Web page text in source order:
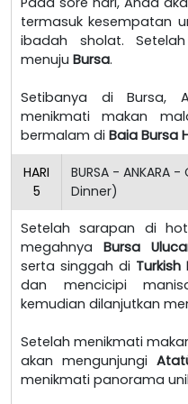
termasuk kesempatan
ibadah sholat.
menuju Bursa.
Setibanya di Bursa,
menikmati makan
bermalam di Baia Bursa
HARI
5
BURSA - ANKARA
Dinner)
Setelah sarapan di
megahnyaBursa
serta singgah di
dan mencicipi
kemudian dilanjutkan
Setelah menikmati
akan mengunjungi
menikmati panorama